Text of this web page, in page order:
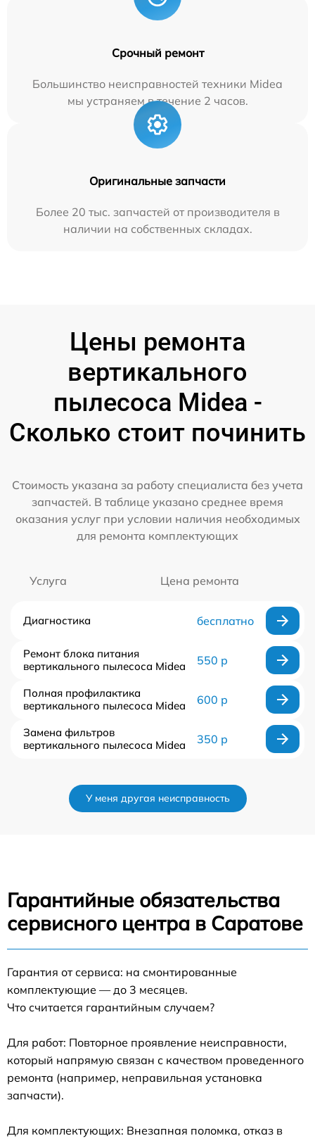
Срочный ремонт
Большинство неисправностей техники Midea
мы устраняем в течение 2 часов.
Оригинальные запчасти
Более 20 тыс. запчастей от производителя в
наличии на собственных складах.
Цены ремонта
вертикального
пылесоса Midea -
Сколько стоит починить
Стоимость указана за работу специалиста без учета
запчастей. В таблице указано среднее время
оказания услуг при условии наличия необходимых
для ремонта комплектующих
Услуга Цена ремонта
Диагностика бесплатно
Ремонт блока питания
вертикального пылесоса Midea
550 р
Полная профилактика
вертикального пылесоса Midea
600 р
Замена фильтров
вертикального пылесоса Midea
350 р
У меня другая неисправность
Гарантийные обязательства
сервисного центра в Саратове
Гарантия от сервиса: на смонтированные
комплектующие — до 3 месяцев.
Что считается гарантийным случаем?
Для работ: Повторное проявление неисправности,
который напрямую связан с качеством проведенного
ремонта (например, неправильная установка
запчасти).
Для комплектующих: Внезапная поломка, отказ в